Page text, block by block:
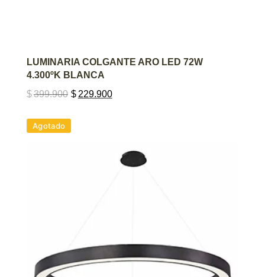
AGREGAR AL CARRITO
LUMINARIA COLGANTE ARO LED 72W
4.300ºK BLANCA
$399.900 $ 229.900
Agotado